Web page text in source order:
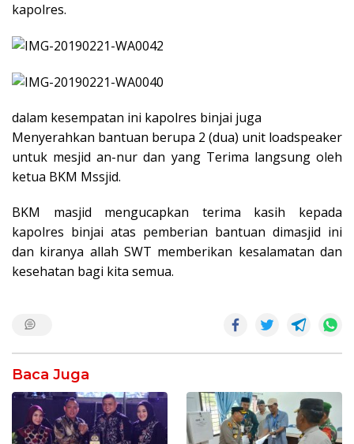
kapolres.
dalam kesempatan ini kapolres binjai juga
Menyerahkan bantuan berupa 2 (dua) unit loadspeaker
untuk mesjid an-nur dan yang Terima langsung oleh
ketua BKM Mssjid.
BKM masjid mengucapkan terima kasih kepada
kapolres binjai atas pemberian bantuan dimasjid ini
dan kiranya allah SWT memberikan kesalamatan dan
kesehatan bagi kita semua.
Baca Juga